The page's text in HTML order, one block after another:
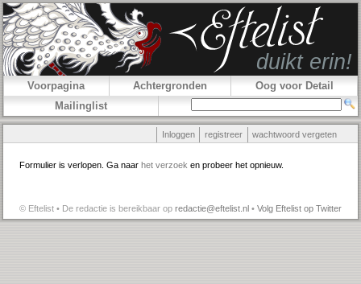
Voorpagina Achtergronden
Oog voor Detail
Mailinglist
Inloggen registreer wachtwoord vergeten
Formulier is verlopen. Ga naar het verzoek en probeer het opnieuw.
© Eftelist • De redactie is bereikbaar op redactie@eftelist.nl • Volg Eftelist op Twitter